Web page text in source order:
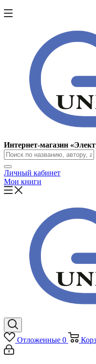
Интернет-магазин
Личный кабинет
Мои книги
Отложенные 0